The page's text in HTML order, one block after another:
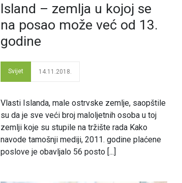
Island – zemlja u kojoj se
na posao može već od 13.
godine
Svijet 14.11.2018.
Vlasti Islanda, male ostrvske zemlje, saopštile
su da je sve veći broj maloljetnih osoba u toj
zemlji koje su stupile na tržište rada Kako
navode tamošnji mediji, 2011. godine plaćene
poslove je obavljalo 56 posto [...]